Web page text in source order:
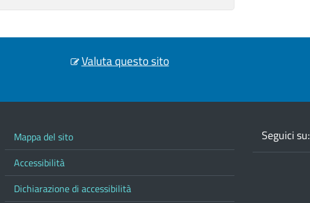
Valuta questo sito
Mappa del sito
Accessibilità
Dichiarazione di accessibilità
Seguici su: